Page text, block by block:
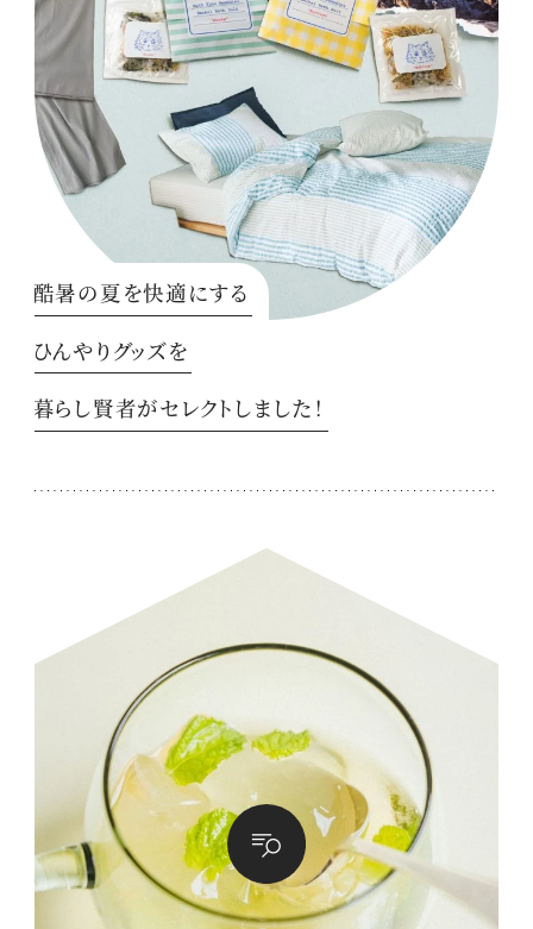
酷暑の夏を快適にする
ひんやりグッズを
暮らし賢者がセレクトしました！